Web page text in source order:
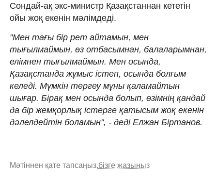
Сондай-ақ экс-министр Қазақстаннан кететін
ойы жоқ екенін мәлімдеді.
"Мен тағы бір рет айтамын, мен
тығылмаймын, өз отбасымнан, балаларымнан,
елімнен тығылмаймын. Мен осында,
Қазақстанда жұмыс істеп, осында болғым
келеді. Мүмкін тергеу мұны қаламайтын
шығар. Бірақ мен осында болып, өзімнің қандай
да бір жемқорлық істерге қатысым жоқ екенін
дәлелдейтін боламын", - деді Елжан Біртанов.
Мәтіннен қате тапсаңыз,бізге жазыңыз